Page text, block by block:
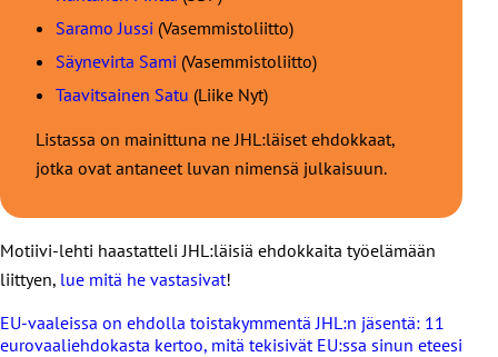
Saramo Jussi (Vasemmistoliitto)
Säynevirta Sami (Vasemmistoliitto)
Taavitsainen Satu (Liike Nyt)
Listassa on mainittuna ne JHL:läiset ehdokkaat,
jotka ovat antaneet luvan nimensä julkaisuun.
Motiivi-lehti haastatteli JHL:läisiä ehdokkaita työelämään
liittyen, lue mitä he vastasivat!
EU-vaaleissa on ehdolla toistakymmentä JHL:n jäsentä: 11
eurovaaliehdokasta kertoo, mitä tekisivät EU:ssa sinun eteesi